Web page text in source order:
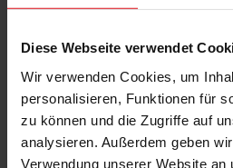
Diese Webseite verwendet
Wir verwenden Cookies, um
personalisieren, Funktionen für
zu können und die Zugriffe auf
analysieren. Außerdem geben
Verwendung unserer Website an
Das
von